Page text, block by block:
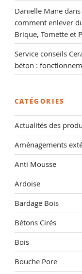
Danielle Mane dans
comment enlever
Brique, Tomette et
Service conseils
béton :
CATÉGORIES
Actualités des
Aménagements
Anti Mousse
Ardoise
Bardage Bois
Bétons Cirés
Bois
Bouche Pore